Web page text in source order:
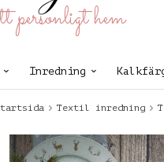
personligt hem
Inredning
Textil inredning